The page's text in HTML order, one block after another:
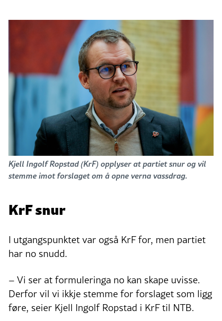
Kjell Ingolf Ropstad (KrF) opplyser at partiet snur og vil
stemme imot forslaget om å opne verna vassdrag.
KrF snur
I utgangspunktet var også KrF for, men partiet
har no snudd.
– Vi ser at formuleringa no kan skape uvisse.
Derfor vil vi ikkje stemme for forslaget som ligg
føre, seier Kjell Ingolf Ropstad i KrF til NTB.